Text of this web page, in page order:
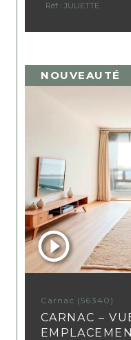
Réf : JULIETTE
Carnac (56340)
CARNAC –
NOUVEAUTÉ